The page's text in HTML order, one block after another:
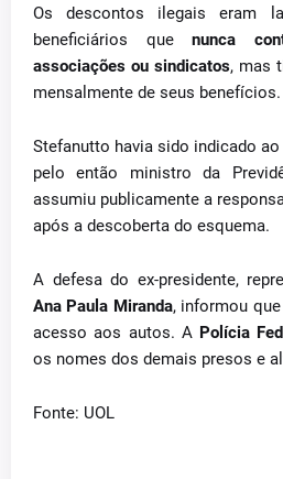
Os descontos ilegais eram
beneficiários quenunca
associações ou sindicatos, mas
mensalmente de seus benefícios.
Stefanutto havia sido indicado
pelo então ministro da
assumiu publicamente a
após a descoberta do esquema.
A defesa do ex-presidente,
Ana Paula Miranda, informou
acesso aos autos. A Polícia
os nomes dos demais presos e
Fonte: UOL